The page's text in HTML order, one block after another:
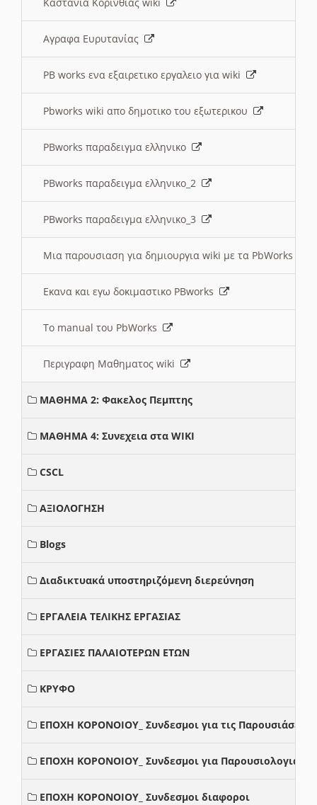
Αγραφα Ευρυτανίας
PB works ενα εξαιρετικο εργαλειο για wiki
Pbworks wiki απο δημοτικο του εξωτερικου
PBworks παραδειγμα ελληνικο
PBworks παραδειγμα ελληνικο_2
PBworks παραδειγμα ελληνικο_3
Μια παρουσιαση για δημιουργια wiki με τα PbWorks
Εκανα και εγω δοκιμαστικο PBworks
Το manual του PbWorks
Περιγραφη Μαθηματος wiki
ΜΑΘΗΜΑ 2: Φακελος Πεμπτης
ΜΑΘΗΜΑ 4: Συνεχεια στα WIKI
CSCL
ΑΞΙΟΛΟΓΗΣΗ
Blogs
Διαδικτυακά υποστηριζόμενη διερεύνηση
ΕΡΓΑΛΕΙΑ ΤΕΛΙΚΗΣ ΕΡΓΑΣΙΑΣ
ΕΡΓΑΣΙΕΣ ΠΑΛΑΙΟΤΕΡΩΝ ΕΤΩΝ
ΚΡΥΦΟ
ΕΠΟΧΗ ΚΟΡΟΝΟΙΟΥ_ Συνδεσμοι για τις Παρουσιάσεις
ΕΠΟΧΗ ΚΟΡΟΝΟΙΟΥ_ Συνδεσμοι για Παρουσιολογια
ΕΠΟΧΗ ΚΟΡΟΝΟΙΟΥ_ Συνδεσμοι διαφοροι